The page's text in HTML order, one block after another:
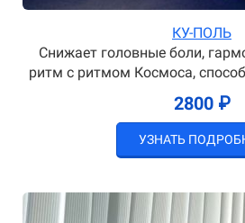
КУ-ПОЛЬ
Снижает головные боли,
ритм с ритмом Космоса,
2800 ₽
УЗНАТЬ